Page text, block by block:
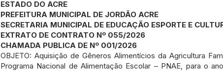
ESTADO DO ACRE
PREFEITURA MUNICIPAL DE JORDÃO ACRE
SECRETARIA MUNICIPAL DE EDUCAÇÃO ESPORTE E
EXTRATO DE CONTRATO Nº 055/2026
CHAMADA PUBLICA DE Nº 001/2026
OBJETO: Aquisição de Gêneros Alimentícios da Agricultura
Programa Nacional de Alimentação Escolar – PNAE, para o